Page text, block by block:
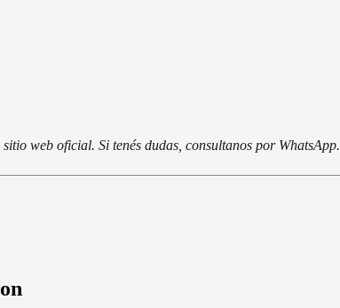
web oficial. Si tenés dudas, consultanos por WhatsApp.